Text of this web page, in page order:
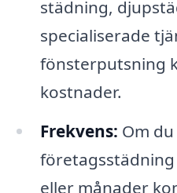
städning,
specialiserade
fönsterputsning
kostnader.
Frekvens: Om
eller månader